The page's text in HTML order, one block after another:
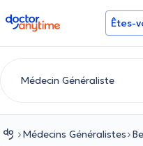
doctoranytime Êtes-
Médecins Généralistes